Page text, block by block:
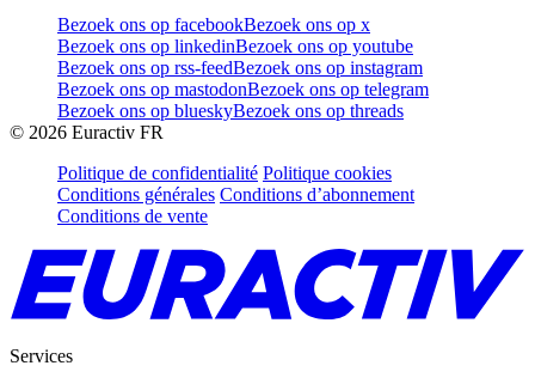
Bezoek ons op facebookBezoek ons op x
Bezoek ons op linkedinBezoek ons op youtube
Bezoek ons op rss-feedBezoek ons op instagram
Bezoek ons op mastodonBezoek ons op telegram
Bezoek ons op blueskyBezoek ons op threads
© 2026 Euractiv FR
Politique de confidentialité Politique cookies
Conditions générales Conditions d’abonnement
Conditions de vente
Services